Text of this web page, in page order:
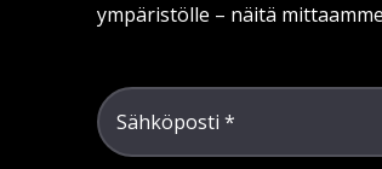
ympäristölle – näitä
Sähköposti